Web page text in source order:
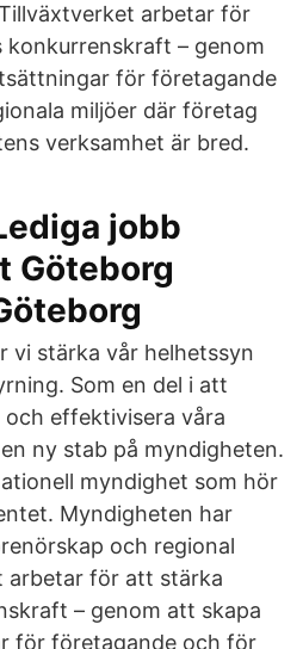
arbetar för
– genom
för företagande
miljöer där företag
verksamhet är bred.
jobb
Göteborg
vi stärka vår helhetssyn
Som en del i att
effektivisera våra
ny stab på myndigheten.
myndighet som hör
Myndigheten har
och regional
arbetar för att stärka
– genom att skapa
för företagande och för